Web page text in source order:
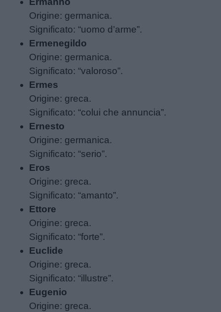
Link
Origine: germanica.
Significato: “uomo d’arme”.
Ermenegildo
Origine: germanica.
Significato: “valoroso”.
Ermes
Origine: greca.
Significato: “colui che annuncia”.
Ernesto
Origine: germanica.
Significato: “serio”.
Eros
Origine: greca.
Significato: “amanto”.
Ettore
Origine: greca.
Significato: “forte”.
Euclide
Origine: greca.
Significato: “illustre”.
Eugenio
Origine: greca.